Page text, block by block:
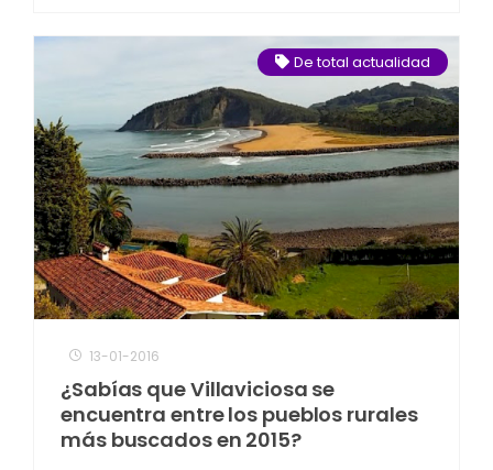
De total actualidad
13-01-2016
¿Sabías que Villaviciosa se
encuentra entre los pueblos rurales
más buscados en 2015?